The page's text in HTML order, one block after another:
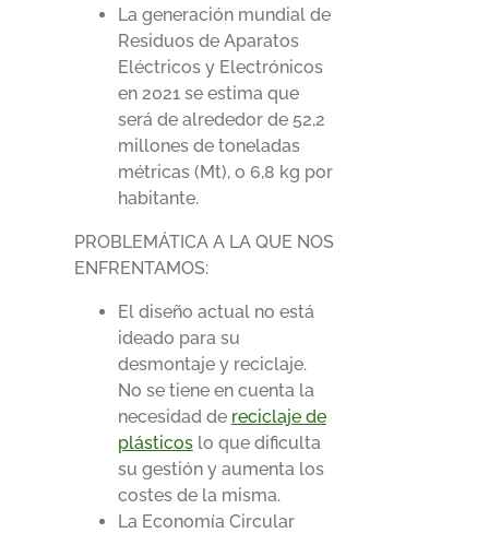
La generación mundial de
Residuos de Aparatos
Eléctricos y Electrónicos
en 2021 se estima que
será de alrededor de 52,2
millones de toneladas
métricas (Mt), o 6,8 kg por
habitante.
PROBLEMÁTICA A LA QUE NOS
ENFRENTAMOS:
El diseño actual no está
ideado para su
desmontaje y reciclaje.
No se tiene en cuenta la
necesidad de reciclaje de
plásticoslo que dificulta
su gestión y aumenta los
costes de la misma.
La Economía Circular